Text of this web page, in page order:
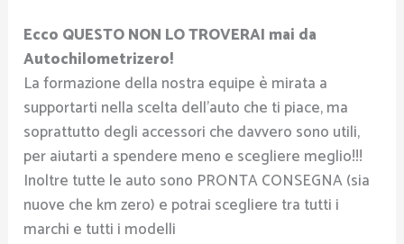
Ecco QUESTO NON LO TROVERAI mai da
Autochilometrizero!
La formazione della nostra equipe è mirata a
supportarti nella scelta dell’auto che ti piace, ma
soprattutto degli accessori che davvero sono utili,
per aiutarti a spendere meno e scegliere meglio!!!
Inoltre tutte le auto sono PRONTA CONSEGNA (sia
nuove che km zero) e potrai scegliere tra tutti i
marchi e tutti i modelli